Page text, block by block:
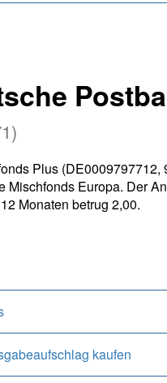
Plus
Mischfonds Europa. Der
Monaten betrug 2,00.
kaufen